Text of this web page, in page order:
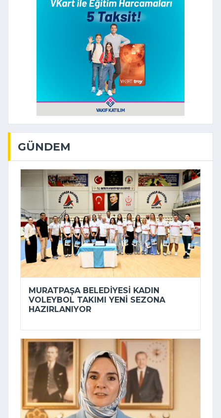
GÜNDEM
MURATPAŞA BELEDIYESI KADIN
VOLEYBOL TAKIMI YENI SEZONA
HAZIRLANIYOR